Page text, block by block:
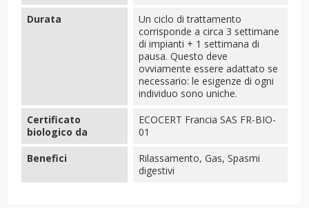
Durata
Un ciclo di trattamento
corrisponde a circa 3 settimane
di impianti + 1 settimana di
pausa. Questo deve
ovviamente essere adattato se
necessario: le esigenze di ogni
individuo sono uniche.
Certificato
biologico da
ECOCERT Francia SAS FR-BIO-
01
Benefici
Rilassamento, Gas, Spasmi
digestivi